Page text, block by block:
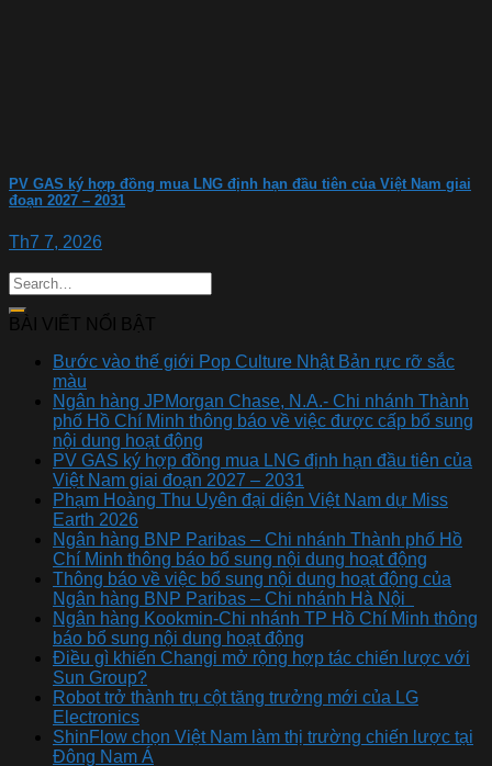
PV GAS ký hợp đồng mua LNG định hạn đầu tiên của Việt Nam giai
đoạn 2027 – 2031
Th7 7, 2026
BÀI VIẾT NỔI BẬT
Bước vào thế giới Pop Culture Nhật Bản rực rỡ sắc
màu
Ngân hàng JPMorgan Chase, N.A.- Chi nhánh Thành
phố Hồ Chí Minh thông báo về việc được cấp bổ sung
nội dung hoạt động
PV GAS ký hợp đồng mua LNG định hạn đầu tiên của
Việt Nam giai đoạn 2027 – 2031
Phạm Hoàng Thu Uyên đại diện Việt Nam dự Miss
Earth 2026
Ngân hàng BNP Paribas – Chi nhánh Thành phố Hồ
Chí Minh thông báo bổ sung nội dung hoạt động
Thông báo về việc bổ sung nội dung hoạt động của
Ngân hàng BNP Paribas – Chi nhánh Hà Nội
Ngân hàng Kookmin-Chi nhánh TP Hồ Chí Minh thông
báo bổ sung nội dung hoạt động
Điều gì khiến Changi mở rộng hợp tác chiến lược với
Sun Group?
Robot trở thành trụ cột tăng trưởng mới của LG
Electronics
ShinFlow chọn Việt Nam làm thị trường chiến lược tại
Đông Nam Á